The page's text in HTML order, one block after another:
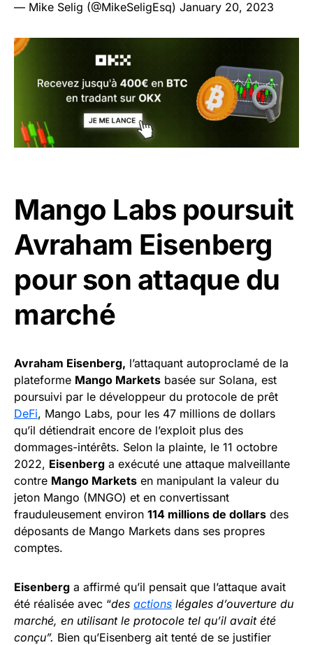
— Mike Selig (@MikeSeligEsq) January 20, 2023
Mango Labs poursuit
Avraham Eisenberg
pour son attaque du
marché
Avraham Eisenberg, l’attaquant autoproclamé de la
plateforme Mango Markets basée sur Solana, est
poursuivi par le développeur du protocole de prêt
DeFi, Mango Labs, pour les 47 millions de dollars
qu’il détiendrait encore de l’exploit plus des
dommages-intérêts. Selon la plainte, le 11 octobre
2022, Eisenberg a exécuté une attaque malveillante
contre Mango Markets en manipulant la valeur du
jeton Mango (MNGO) et en convertissant
frauduleusement environ 114 millions de dollars des
déposants de Mango Markets dans ses propres
comptes.
Eisenberg a affirmé qu’il pensait que l’attaque avait
été réalisée avec “des actions légales d’ouverture du
marché, en utilisant le protocole tel qu’il avait été
conçu”. Bien qu’Eisenberg ait tenté de se justifier